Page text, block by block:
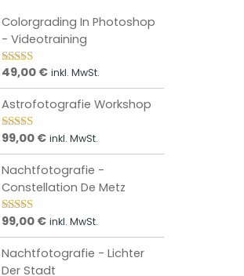
p
:
0
0
b
i
s
Colorgrading In Photoshop
- Videotraining
Bewertet mit
49,00 € inkl. MwSt.
Astrofotografie Workshop
Bewertet mit
99,00 € inkl. MwSt.
Nachtfotografie -
Constellation De Metz
Bewertet mit
99,00 € inkl. MwSt.
Nachtfotografie - Lichter
Der Stadt